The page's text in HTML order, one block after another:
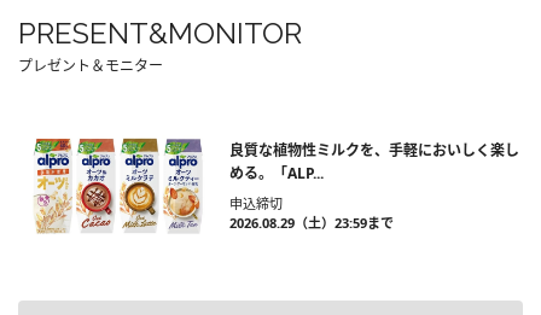
PRESENT&MONITOR
プレゼント＆モニター
良質な植物性ミルクを、手軽においしく楽し
める。「ALP...
申込締切
2026.08.29（土）23:59まで